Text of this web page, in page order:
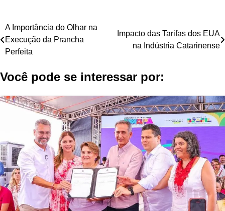
Navegação
de
A Importância do Olhar na
Execução da Prancha
Perfeita
Impacto das Tarifas dos EUA
na Indústria Catarinense
Você pode se interessar por: